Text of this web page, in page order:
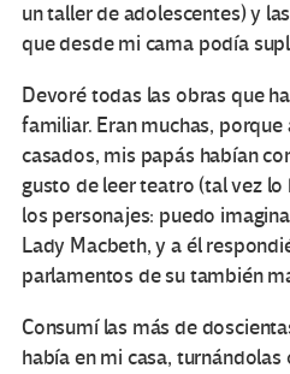
un taller de adolescentes) y
que desde mi cama podía
Devoré todas las obras que
familiar. Eran muchas, porque
casados, mis papás habían
gusto de leer teatro (tal vez
los personajes: puedo
Lady Macbeth, y a él
parlamentos de su también
Consumí las más de
había en mi casa,